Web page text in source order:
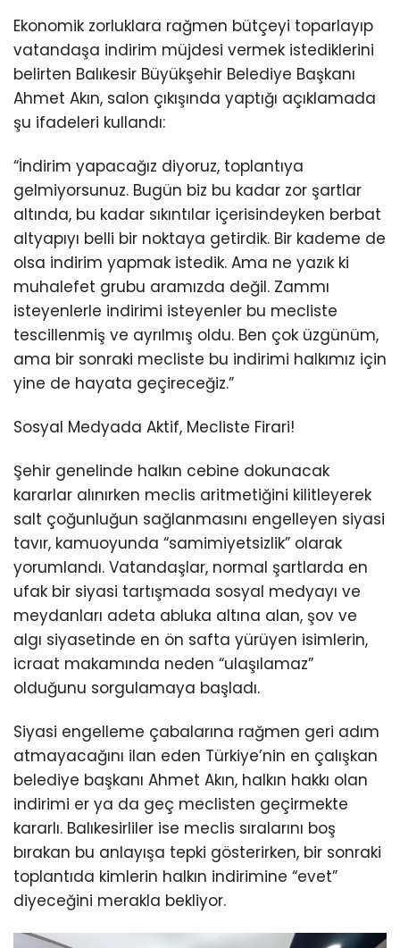
Ekonomik zorluklara rağmen bütçeyi toparlayıp
vatandaşa indirim müjdesi vermek istediklerini
belirten Balıkesir Büyükşehir Belediye Başkanı
Ahmet Akın, salon çıkışında yaptığı açıklamada
şu ifadeleri kullandı:
“İndirim yapacağız diyoruz, toplantıya
gelmiyorsunuz. Bugün biz bu kadar zor şartlar
altında, bu kadar sıkıntılar içerisindeyken berbat
altyapıyı belli bir noktaya getirdik. Bir kademe de
olsa indirim yapmak istedik. Ama ne yazık ki
muhalefet grubu aramızda değil. Zammı
isteyenlerle indirimi isteyenler bu mecliste
tescillenmiş ve ayrılmış oldu. Ben çok üzgünüm,
ama bir sonraki mecliste bu indirimi halkımız için
yine de hayata geçireceğiz.”
Sosyal Medyada Aktif, Mecliste Firari!
Şehir genelinde halkın cebine dokunacak
kararlar alınırken meclis aritmetiğini kilitleyerek
salt çoğunluğun sağlanmasını engelleyen siyasi
tavır, kamuoyunda “samimiyetsizlik” olarak
yorumlandı. Vatandaşlar, normal şartlarda en
ufak bir siyasi tartışmada sosyal medyayı ve
meydanları adeta abluka altına alan, şov ve
algı siyasetinde en ön safta yürüyen isimlerin,
icraat makamında neden “ulaşılamaz”
olduğunu sorgulamaya başladı.
Siyasi engelleme çabalarına rağmen geri adım
atmayacağını ilan eden Türkiye’nin en çalışkan
belediye başkanı Ahmet Akın, halkın hakkı olan
indirimi er ya da geç meclisten geçirmekte
kararlı. Balıkesirliler ise meclis sıralarını boş
bırakan bu anlayışa tepki gösterirken, bir sonraki
toplantıda kimlerin halkın indirimine “evet”
diyeceğini merakla bekliyor.